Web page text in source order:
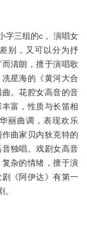
字三组的c 。演唱女
别，又可以分为抒
清朗，擅于演唱歌
星海的《黄河大合
。花腔女高音的音
富，性质与长笛相
丽曲调，表现欢乐
曲家贝内狄克特的
独唱。戏剧女高音
杂的情绪，擅于演
《阿伊达》有第一